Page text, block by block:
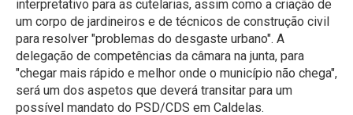
interpretativo para as cutelarias, assim como a criação de
um corpo de jardineiros e de técnicos de construção civil
para resolver "problemas do desgaste urbano". A
delegação de competências da câmara na junta, para
"chegar mais rápido e melhor onde o município não chega",
será um dos aspetos que deverá transitar para um
possível mandato do PSD/CDS em Caldelas.